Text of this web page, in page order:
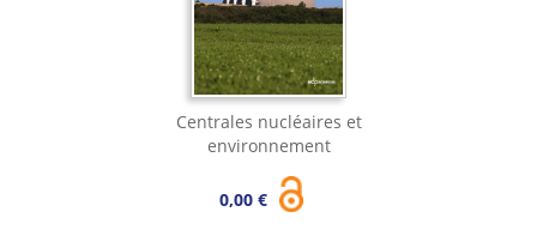
Centrales nucléaires et
environnement
0,00 €